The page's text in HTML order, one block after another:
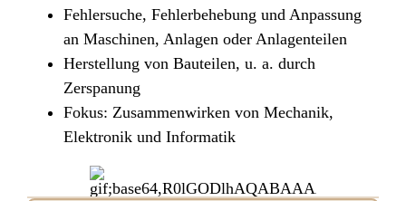
Fehlersuche, Fehlerbehebung und Anpassung
an Maschinen, Anlagen oder Anlagenteilen
Herstellung von Bauteilen, u. a. durch
Zerspanung
Fokus: Zusammenwirken von Mechanik,
Elektronik und Informatik